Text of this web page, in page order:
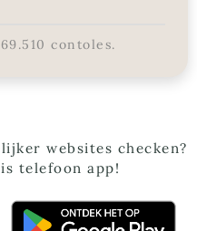
contoles.
websites checken?
telefoon app!